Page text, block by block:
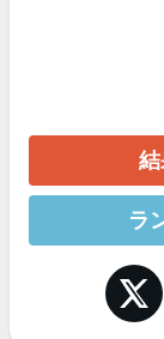
ラ